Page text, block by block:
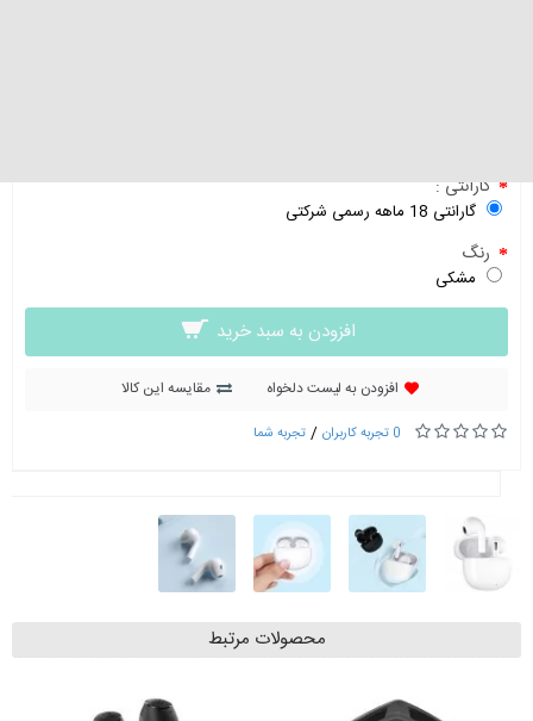
گارانتی :
گارانتی 18 ماهه رسمی شرکتی
رنگ
مشکی
افزودن به سبد خرید
افزودن به لیست دلخواه مقایسه این کالا
0 تجربه کاربران / تجربه شما
محصولات مرتبط